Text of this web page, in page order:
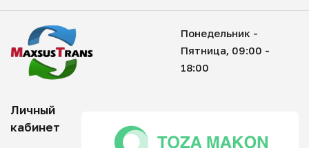
Понедельник -
Пятница, 09:00 -
18:00
Личный
кабинет